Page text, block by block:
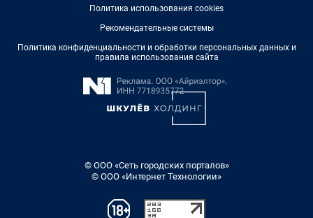
Политика использования cookies
Рекомендательные системы
Политика конфиденциальности и обработки персональных данных и
правила использования сайта
© ООО «Сеть городских порталов»
© ООО «Интернет Технологии»